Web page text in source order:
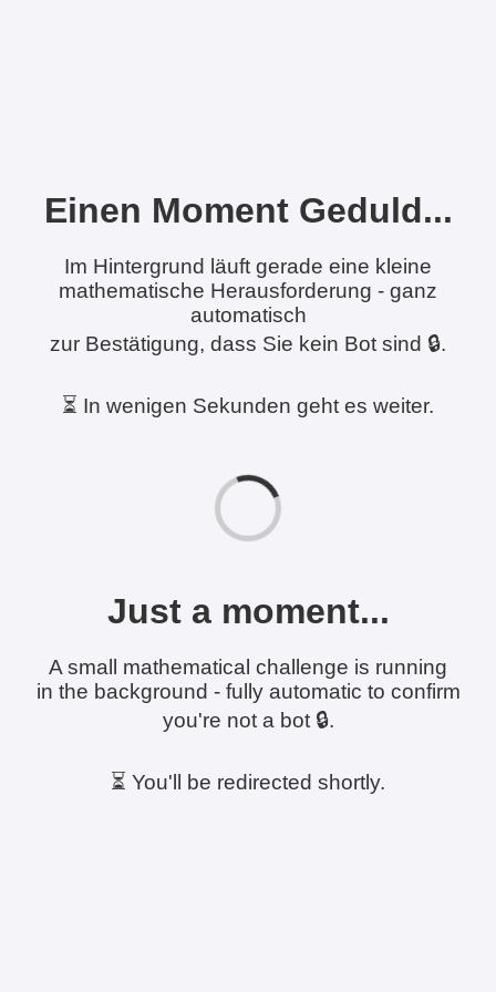
Einen Moment Geduld...
Im Hintergrund läuft gerade eine kleine
mathematische Herausforderung - ganz
automatisch
zur Bestätigung, dass Sie kein Bot sind 🔒.
⏳ In wenigen Sekunden geht es weiter.
Just a moment...
A small mathematical challenge is running
in the background - fully automatic to confirm
you're not a bot 🔒.
⏳ You'll be redirected shortly.